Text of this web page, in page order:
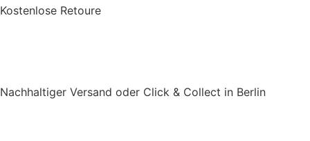
Kostenlose Retoure
Nachhaltiger Versand oder Click & Collect in Berlin